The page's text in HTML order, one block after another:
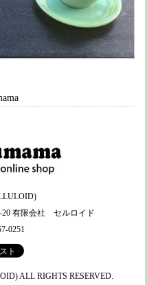
20 有限会社 セルロイド
0251
ALL RIGHTS RESERVED.